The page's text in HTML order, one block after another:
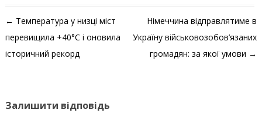
Навігація по запису
← Температура у низці міст
перевищила +40°C і оновила
історичний рекорд
Німеччина відправлятиме в
Україну військовозобов’язаних
громадян: за якої умови →
Залишити відповідь